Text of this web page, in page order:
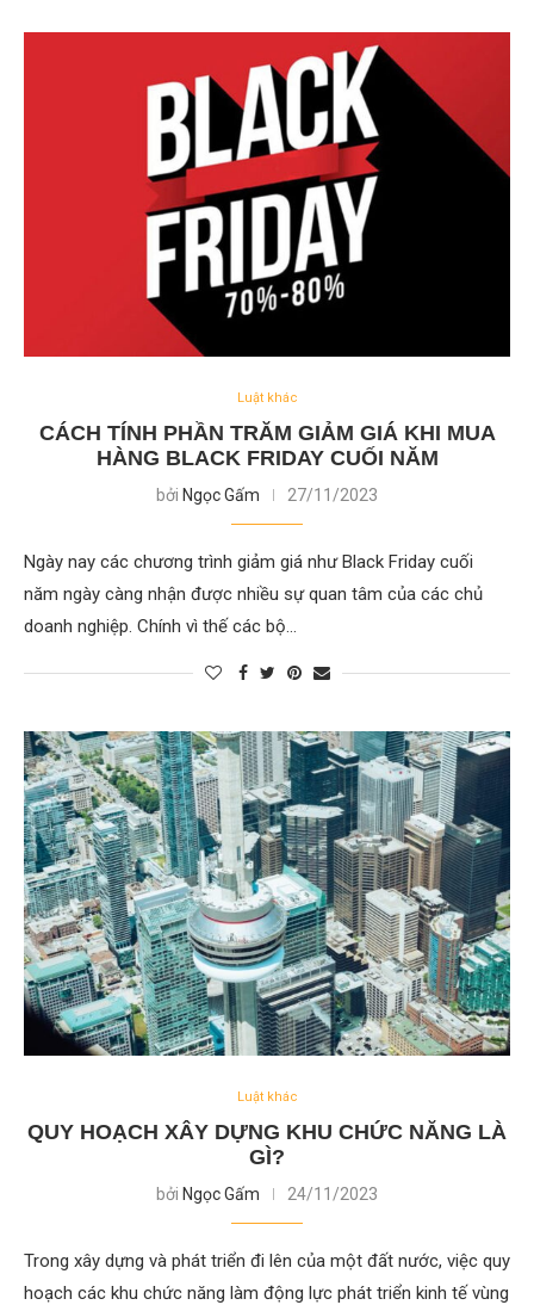
Luật khác
CÁCH TÍNH PHẦN TRĂM GIẢM GIÁ KHI MUA
HÀNG BLACK FRIDAY CUỐI NĂM
bởi Ngọc Gấm 27/11/2023
Ngày nay các chương trình giảm giá như Black Friday cuối
năm ngày càng nhận được nhiều sự quan tâm của các chủ
doanh nghiệp. Chính vì thế các bộ…
Luật khác
QUY HOẠCH XÂY DỰNG KHU CHỨC NĂNG LÀ
GÌ?
bởi Ngọc Gấm 24/11/2023
Trong xây dựng và phát triển đi lên của một đất nước, việc quy
hoạch các khu chức năng làm động lực phát triển kinh tế vùng